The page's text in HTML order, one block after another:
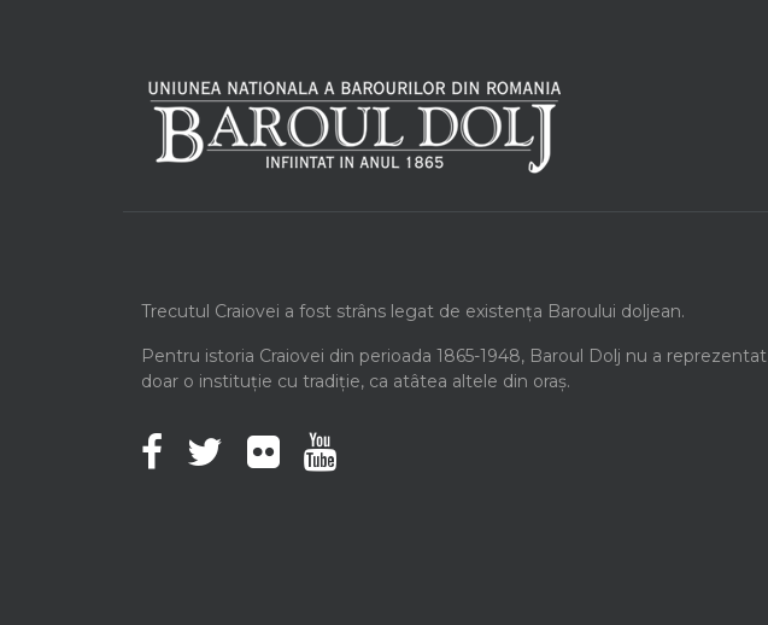
Trecutul Craiovei a fost strâns legat de existența Baroului doljean.
Pentru istoria Craiovei din perioada 1865-1948, Baroul Dolj nu a reprezentat
doar o instituție cu tradiție, ca atâtea altele din oraș.